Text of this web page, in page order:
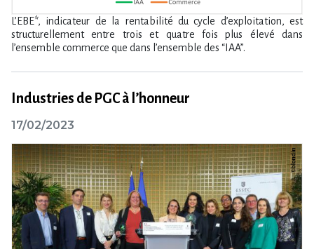
L’EBE*, indicateur de la rentabilité du cycle d’exploitation, est
structurellement entre trois et quatre fois plus élevé dans
l’ensemble commerce que dans l’ensemble des “IAA”.
Industries de PGC à l’honneur
17/02/2023